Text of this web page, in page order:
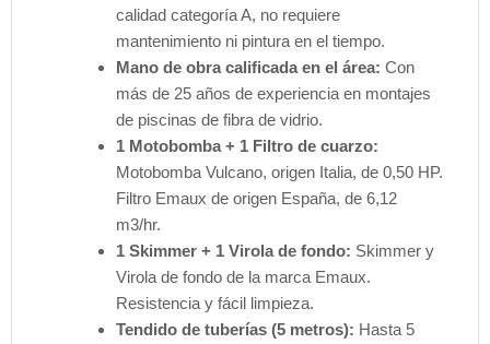
calidad categoría A, no requiere
mantenimiento ni pintura en el tiempo.
Mano de obra calificada en el área: Con
más de 25 años de experiencia en montajes
de piscinas de fibra de vidrio.
1 Motobomba + 1 Filtro de cuarzo:
Motobomba Vulcano, origen Italia, de 0,50 HP.
Filtro Emaux de origen España, de 6,12
m3/hr.
1 Skimmer + 1 Virola de fondo: Skimmer y
Virola de fondo de la marca Emaux.
Resistencia y fácil limpieza.
Tendido de tuberías (5 metros): Hasta 5